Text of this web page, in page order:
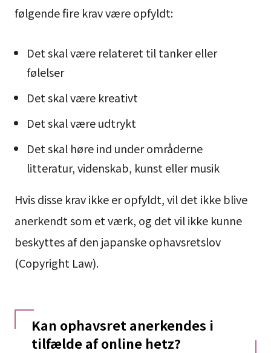
følgende fire krav være opfyldt:
Det skal være relateret til tanker eller
følelser
Det skal være kreativt
Det skal være udtrykt
Det skal høre ind under områderne
litteratur, videnskab, kunst eller musik
Hvis disse krav ikke er opfyldt, vil det ikke blive
anerkendt som et værk, og det vil ikke kunne
beskyttes af den japanske ophavsretslov
(Copyright Law).
Kan ophavsret anerkendes i
tilfælde af online hetz?